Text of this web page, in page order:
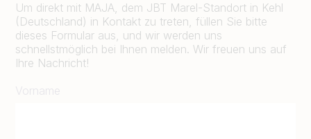
Um direkt mit MAJA, dem JBT Marel-Standort in Kehl
(Deutschland) in Kontakt zu treten, füllen Sie bitte
dieses Formular aus, und wir werden uns
schnellstmöglich bei Ihnen melden. Wir freuen uns auf
Ihre Nachricht!
Vorname